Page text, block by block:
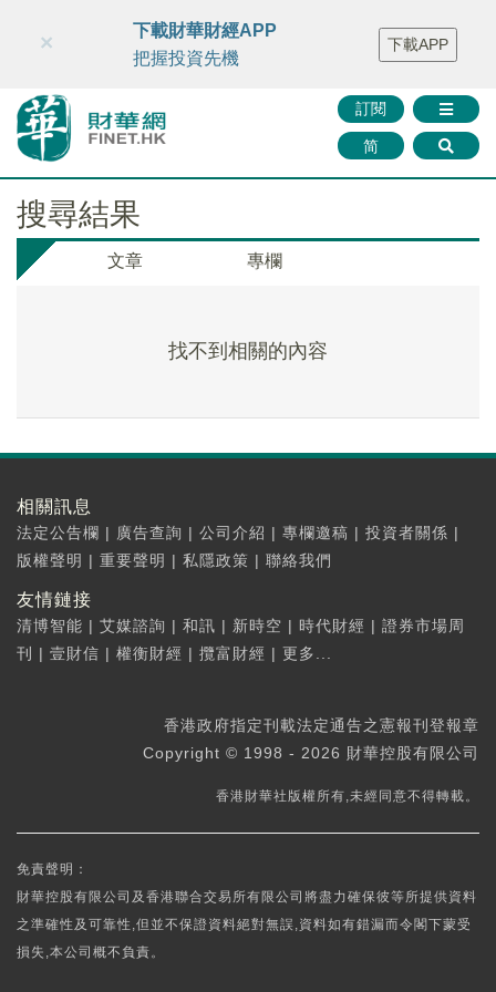
財華智庫網 FINTV FINMETA 財華證券 媒體矩陣
智庫沙龍
聯絡我們
訂閱
简
×
下載財華財經APP
把握投資先機
下載APP
搜尋結果
文章 專欄
找不到相關的內容
相關訊息
法定公告欄 | 廣告查詢 | 公司介紹 | 專欄邀稿 | 投資者關係 |
版權聲明 | 重要聲明 | 私隱政策 | 聯絡我們
友情鏈接
清博智能 | 艾媒諮詢 | 和訊 | 新時空 | 時代財經 | 證券市場周
刊
| 壹財信 | 權衡財經 | 攬富財經 | 更多...
香港政府指定刊載法定通告之憲報刊登報章
Copyright © 1998 - 2026 財華控股有限公司
香港財華社版權所有,未經同意不得轉載。
免責聲明：
財華控股有限公司及香港聯合交易所有限公司將盡力確保彼等所提供資料
之準確性及可靠性,但並不保證資料絕對無誤,資料如有錯漏而令閣下蒙受
損失,本公司概不負責。